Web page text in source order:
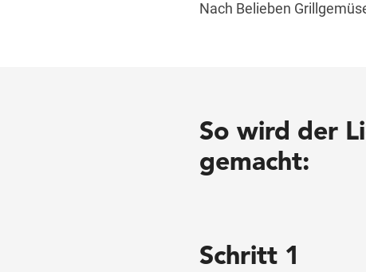
Nach Belieben
So wird der
gemacht:
Schritt 1